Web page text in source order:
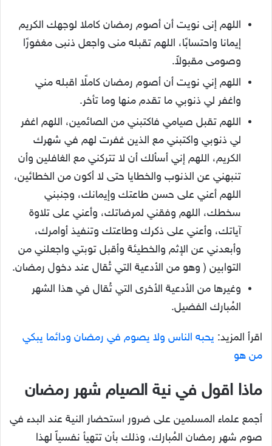
اللهم إنى نويت أن أصوم رمضان كاملا لوجهك الكريم
إيمانا واحتسابًا، اللهم تقبله منى واجعل ذنبى مغفورًا
وصومى مقبولاً.
اللهم إني نويت أن أصوم رمضان كاملًا اقبله مني
واغفر لي ذنوبي ما تقدم منها وما تأخر.
اللهم تقبل صيامي فاكتبني من الصائمين، اللهم اغفر
لي ذنوبي واكتبني مع الذين غفرت لهم في شهرك
الكريم، اللهم إني أسألك أن لا تتركني مع الغافلين وأن
تنبهني عن الذنوب والخطايا حتى لا أكون من الخطائين،
اللهم أعني على حسن طاعتك وإيمانك، وجنبني
سخطك، اللهم وفقني لمرضاتك، وأعني على تلاوة
آياتك، وأعني على ذكرك وطاعتك وتنفيذ أوامرك،
وأبعدني عن الإثم والخطيئة وأقبل توبتي واجعلني من
التوابين ( وهو من الأدعية التي تُقال عند دخول رمضان.
وغيرها من الأدعية الأخرى التي تُقال في هذا الشهر
المُبارك الفضيل.
اقرأ المزيد: يحبه الناس ولا يصوم في رمضان ودائما يبكي
من هو
ماذا اقول في نية الصيام شهر رمضان
أجمع علماء المسلمين على ضرور استحضار النية عند البدء في
صوم شهر رمضان المُبارك، وذلك بأن تتهيأ نفسياً لهذا